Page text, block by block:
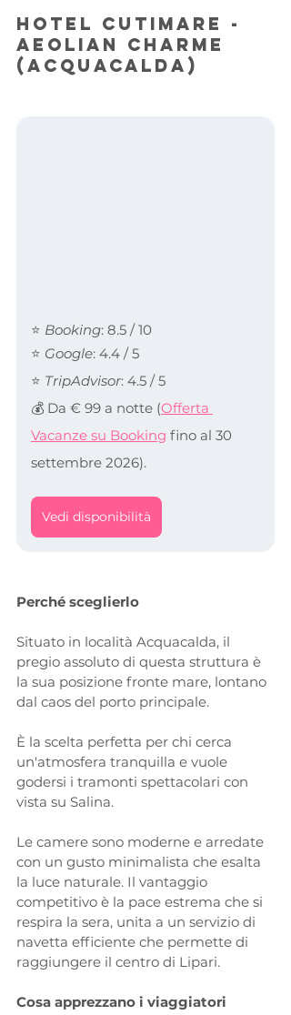
Hotel Cutimare -
Aeolian Charme
(Acquacalda)
⭐ Booking: 8.5 / 10
⭐ Google: 4.4 / 5
⭐ TripAdvisor: 4.5 / 5
💰 Da € 99 a notte (Offerta
Vacanze su Booking fino al 30
settembre 2026).
Vedi disponibilità
Perché sceglierlo
Situato in località Acquacalda, il
pregio assoluto di questa struttura è
la sua posizione fronte mare, lontano
dal caos del porto principale.
È la scelta perfetta per chi cerca
un'atmosfera tranquilla e vuole
godersi i tramonti spettacolari con
vista su Salina.
Le camere sono moderne e arredate
con un gusto minimalista che esalta
la luce naturale. Il vantaggio
competitivo è la pace estrema che si
respira la sera, unita a un servizio di
navetta efficiente che permette di
raggiungere il centro di Lipari.
Cosa apprezzano i viaggiatori